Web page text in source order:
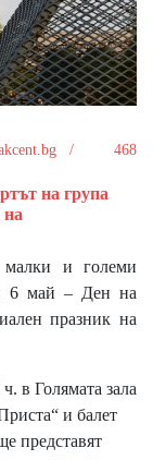
/ 468
на група
на
и големи
6 май – Ден на
празник на
в Голямата зала
и балет
представят